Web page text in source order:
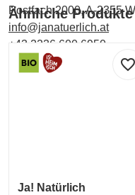
Postfach 2000, A-2355
info@janatuerlich.at
+43 2236 600 6950
Ähnliche Produkte
favorite_border
Ja! Natürlich